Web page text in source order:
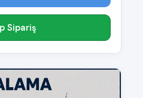
Sipariş